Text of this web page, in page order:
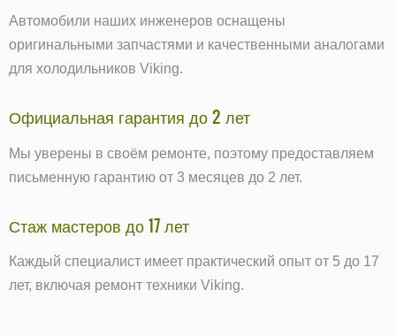
Автомобили наших инженеров оснащены
оригинальными запчастями и качественными аналогами
для холодильников Viking.
Официальная гарантия до 2 лет
Мы уверены в своём ремонте, поэтому предоставляем
письменную гарантию от 3 месяцев до 2 лет.
Стаж мастеров до 17 лет
Каждый специалист имеет практический опыт от 5 до 17
лет, включая ремонт техники Viking.